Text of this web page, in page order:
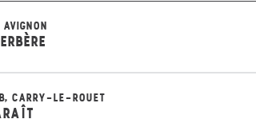
CARRY-LE-ROUET